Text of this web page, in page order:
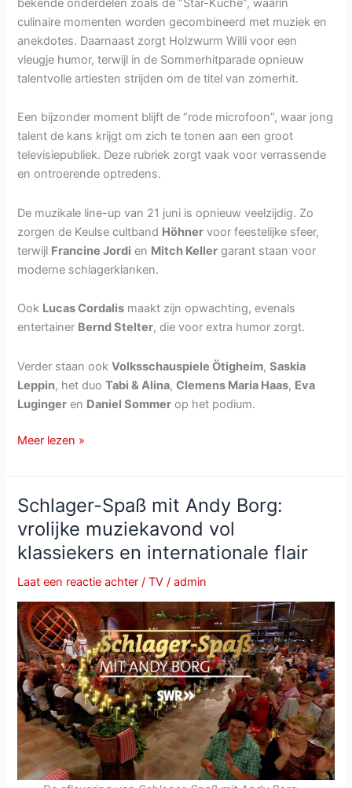
culinaire momenten worden gecombineerd met muziek en
anekdotes. Daarnaast zorgt Holzwurm Willi voor een
vleugje humor, terwijl in de Sommerhitparade opnieuw
talentvolle artiesten strijden om de titel van zomerhit.
Een bijzonder moment blijft de “rode microfoon”, waar jong
talent de kans krijgt om zich te tonen aan een groot
televisiepubliek. Deze rubriek zorgt vaak voor verrassende
en ontroerende optredens.
De muzikale line-up van 21 juni is opnieuw veelzijdig. Zo
zorgen de Keulse cultband Höhner voor feestelijke sfeer,
terwijl Francine Jordi en Mitch Keller garant staan voor
moderne schlagerklanken.
Ook Lucas Cordalis maakt zijn opwachting, evenals
entertainer Bernd Stelter, die voor extra humor zorgt.
Verder staan ookVolksschauspiele Ötigheim,Saskia
Leppin, het duoTabi & Alina,Clemens Maria Haas, Eva
Luginger en Daniel Sommer op het podium.
Immer
sonntags
op
21
juni:
zomerse
met
sterke
line-
up
Meer lezen »
Schlager-Spaß mit Andy Borg:
vrolijke muziekavond vol
klassiekers en internationale flair
Laat een reactie achter /TV /admin